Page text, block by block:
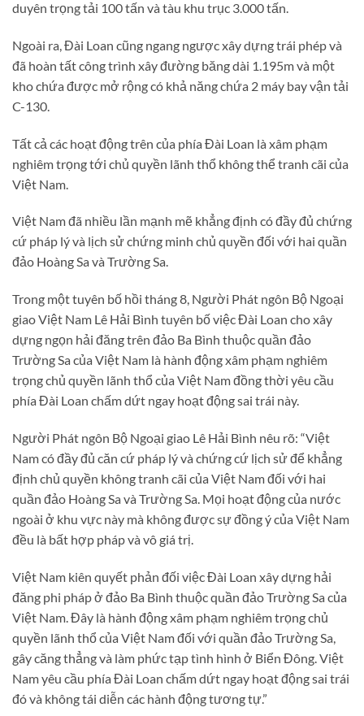
duyên trọng tải 100 tấn và tàu khu trục 3.000 tấn.
Ngoài ra, Đài Loan cũng ngang ngược xây dựng trái phép và
đã hoàn tất công trình xây đường băng dài 1.195m và một
kho chứa được mở rộng có khả năng chứa 2 máy bay vận tải
C-130.
Tất cả các hoạt động trên của phía Đài Loan là xâm phạm
nghiêm trọng tới chủ quyền lãnh thổ không thể tranh cãi của
Việt Nam.
Việt Nam đã nhiều lần mạnh mẽ khẳng định có đầy đủ chứng
cứ pháp lý và lịch sử chứng minh chủ quyền đối với hai quần
đảo Hoàng Sa và Trường Sa.
​Trong một tuyên bố hồi tháng 8, Người Phát ngôn Bộ Ngoại
giao Việt Nam Lê Hải Bình tuyên bố việc Đài Loan cho xây
dựng ngọn hải đăng trên đảo Ba Bình thuộc quần đảo
Trường Sa của Việt Nam là hành động xâm phạm nghiêm
trọng chủ quyền lãnh thổ của Việt Nam đồng thời yêu cầu
phía Đài Loan chấm dứt ngay hoạt động sai trái này.
Người Phát ngôn Bộ Ngoại giao Lê Hải Bình nêu rõ: “Việt
Nam có đầy đủ căn cứ pháp lý và chứng cứ lịch sử để khẳng
định chủ quyền không tranh cãi của Việt Nam đối với hai
quần đảo Hoàng Sa và Trường Sa. Mọi hoạt động của nước
ngoài ở khu vực này mà không được sự đồng ý của Việt Nam
đều là bất hợp pháp và vô giá trị.
Việt Nam kiên quyết phản đối việc Đài Loan xây dựng hải
đăng phi pháp ở đảo Ba Bình thuộc quần đảo Trường Sa của
Việt Nam. Đây là hành động xâm phạm nghiêm trọng chủ
quyền lãnh thổ của Việt Nam đối với quần đảo Trường Sa,
gây căng thẳng và làm phức tạp tình hình ở Biển Đông. Việt
Nam yêu cầu phía Đài Loan chấm dứt ngay hoạt động sai trái
đó và không tái diễn các hành động tương tự.”